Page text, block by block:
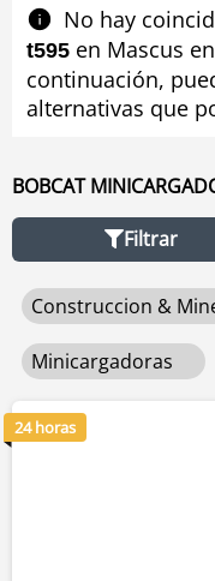
uso, país. Para
haga clic en este
No hay
t595 en Mascus
continuación,
alternativas que
BOBCAT
Filtrar
Construccion &
Minicargadoras
24 horas